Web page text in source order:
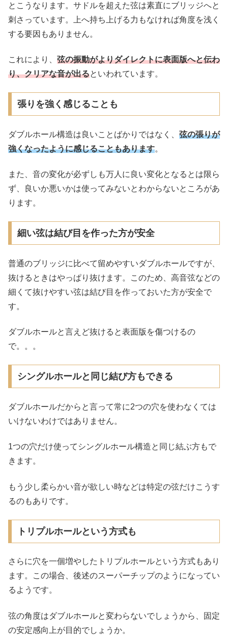
とこうなります。サドルを超えた弦は素直にブリッジへと
刺さっています。上へ持ち上げる力もなければ角度を浅く
する要因もありません。
これにより、 弦の振動がよりダイレクトに表面版へと伝わ
り、クリアな音が出るといわれています。
張りを強く感じることも
ダブルホール構造は良いことばかりではなく、 弦の張りが
強くなったように感じることもあります。
また、音の変化が必ずしも万人に良い変化となるとは限ら
ず、良いか悪いかは使ってみないとわからないところがあ
ります。
細い弦は結び目を作った方が安全
普通のブリッジに比べて留めやすいダブルホールですが、
抜けるときはやっぱり抜けます。このため、高音弦などの
細くて抜けやすい弦は結び目を作っておいた方が安全で
す。
ダブルホールと言えど抜けると表面版を傷つけるの
で。。。
シングルホールと同じ結び方もできる
ダブルホールだからと言って常に2つの穴を使わなくては
いけないわけではありません。
1つの穴だけ使ってシングルホール構造と同じ結ぶ方もで
きます。
もう少し柔らかい音が欲しい時などは特定の弦だけこうす
るのもありです。
トリプルホールという方式も
さらに穴を一個増やしたトリプルホールという方式もあり
ます。この場合、後述のスーパーチップのようになってい
るようです。
弦の角度はダブルホールと変わらないでしょうから、固定
の安定感向上が目的でしょうか。